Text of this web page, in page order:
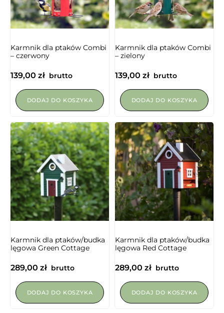
Karmnik dla ptaków Combi
– czerwony
139,00 zł brutto
DODAJ DO KOSZYKA
Karmnik dla ptaków Combi
– zielony
139,00 zł brutto
DODAJ DO KOSZYKA
Karmnik dla ptaków/budka
lęgowa Green Cottage
289,00 zł brutto
DODAJ DO KOSZYKA
Karmnik dla ptaków/budka
lęgowa Red Cottage
289,00 zł brutto
DODAJ DO KOSZYKA